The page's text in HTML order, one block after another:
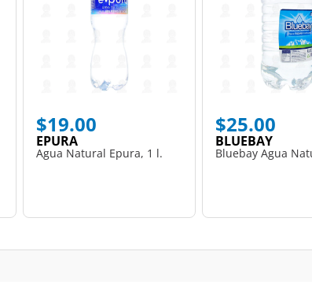
$19.00
EPURA
Agua Natural Epura, 1 l.
$25.00
BLUEBAY
Bluebay Agua